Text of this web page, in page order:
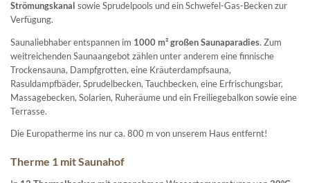
Strömungskanal sowie Sprudelpools und ein Schwefel-Gas-Becken zur
Verfügung.
Saunaliebhaber entspannen im 1000 m² großen Saunaparadies. Zum
weitreichenden Saunaangebot zählen unter anderem eine finnische
Trockensauna, Dampfgrotten, eine Kräuterdampfsauna,
Rasuldampfbäder, Sprudelbecken, Tauchbecken, eine Erfrischungsbar,
Massagebecken, Solarien, Ruheräume und ein Freiliegebalkon sowie eine
Terrasse.
Die Europatherme ins nur ca. 800 m von unserem Haus entfernt!
Therme 1 mit Saunahof